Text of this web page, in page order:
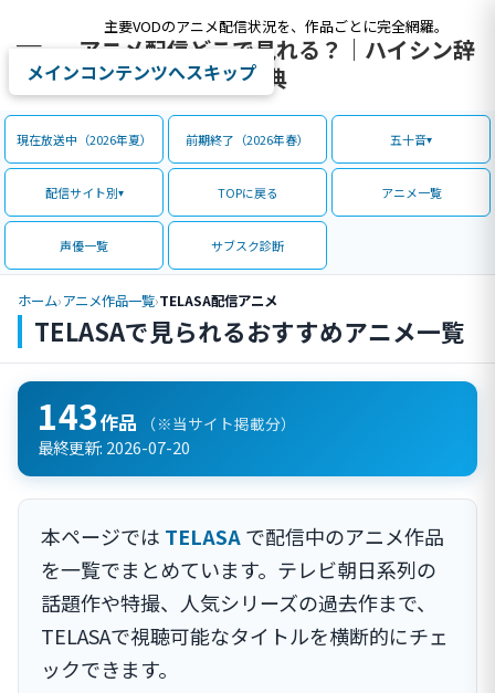
主要VODのアニメ配信状況を、作品ごとに完全網羅。
アニメ配信どこで見れる？｜ハイシン辞
典
メインコンテンツへスキップ
現在放送中（2026年夏） 前期終了（2026年春） 五十音
配信サイト別 TOPに戻る アニメ一覧
声優一覧 サブスク診断
ホーム›アニメ作品一覧›TELASA配信アニメ
TELASAで見られるおすすめアニメ一覧
143作品 （※当サイト掲載分）
最終更新: 2026-07-20
本ページでは TELASAで配信中のアニメ作品
を一覧でまとめています。テレビ朝日系列の
話題作や特撮、人気シリーズの過去作まで、
TELASAで視聴可能なタイトルを横断的にチェ
ックできます。